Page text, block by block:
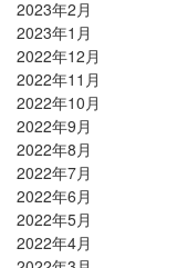
2023年2月
2023年1月
2022年12月
2022年11月
2022年10月
2022年9月
2022年8月
2022年7月
2022年6月
2022年5月
2022年4月